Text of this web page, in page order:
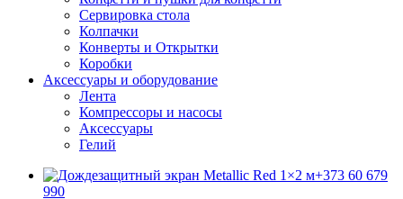
Сервировка стола
Колпачки
Конверты и Открытки
Коробки
Аксессуары и оборудование
Лента
Компрессоры и насосы
Аксессуары
Гелий
+373 60 679
990